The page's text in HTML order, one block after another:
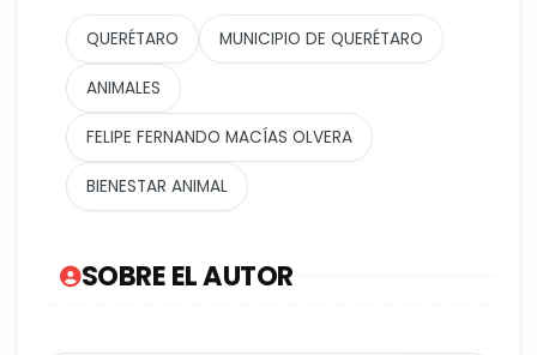
QUERÉTARO MUNICIPIO DE QUERÉTARO
ANIMALES
FELIPE FERNANDO MACÍAS OLVERA
BIENESTAR ANIMAL
SOBRE EL AUTOR